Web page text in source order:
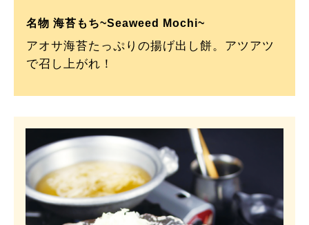
名物 海苔もち~Seaweed Mochi~
アオサ海苔たっぷりの揚げ出し餅。アツアツ
で召し上がれ！